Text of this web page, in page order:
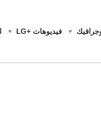
فيديوهات +LG